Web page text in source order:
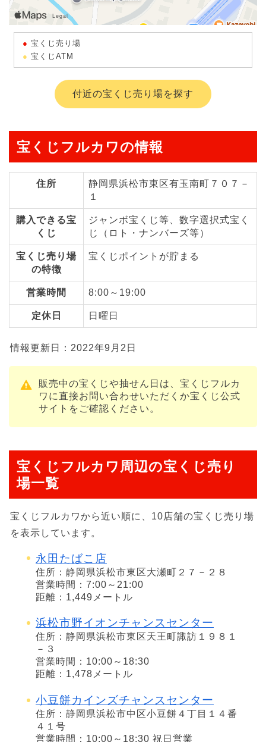
宝くじ売り場
宝くじATM
付近の宝くじ売り場を探す
宝くじフルカワの情報
住所
静岡県浜松市東区有玉南町７０７－
１
購入できる宝
くじ
ジャンボ宝くじ等、数字選択式宝く
じ（ロト・ナンバーズ等）
宝くじ売り場
の特徴
宝くじポイントが貯まる
営業時間 8:00～19:00
定休日 日曜日
情報更新日：2022年9月2日
販売中の宝くじや抽せん日は、宝くじフルカ
ワに直接お問い合わせいただくか宝くじ公式
サイトをご確認ください。
宝くじフルカワ周辺の宝くじ売り
場一覧
宝くじフルカワから近い順に、10店舗の宝くじ売り場
を表示しています。
永田たばこ店
住所：静岡県浜松市東区大瀬町２７－２８
営業時間：7:00～21:00
距離：1,449メートル
浜松市野イオンチャンスセンター
住所：静岡県浜松市東区天王町諏訪１９８１
－３
営業時間：10:00～18:30
距離：1,478メートル
小豆餅カインズチャンスセンター
住所：静岡県浜松市中区小豆餅４丁目１４番
４１号
営業時間：10:00～18:30 祝日営業